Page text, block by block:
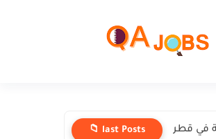
📁 last Posts في قطر